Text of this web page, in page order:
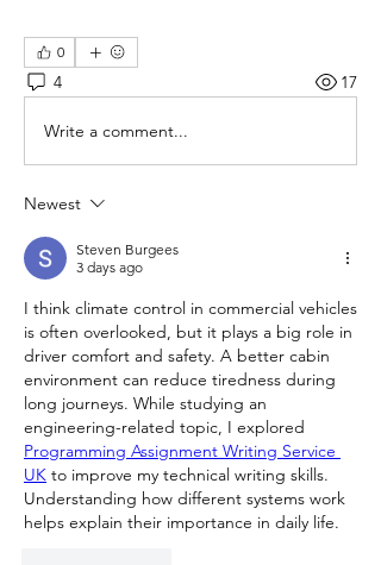
0
4 17
Write a comment...
Newest
Steven Burgees
3 days ago
I think climate control in commercial vehicles
is often overlooked, but it plays a big role in
driver comfort and safety. A better cabin
environment can reduce tiredness during
long journeys. While studying an
Programming Assignment Writing Service
UK to improve my technical writing skills.
Understanding how different systems work
helps explain their importance in daily life.